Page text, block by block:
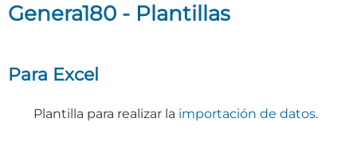
Genera180 - Plantillas
Para Excel
Plantilla para realizar la importación de datos.